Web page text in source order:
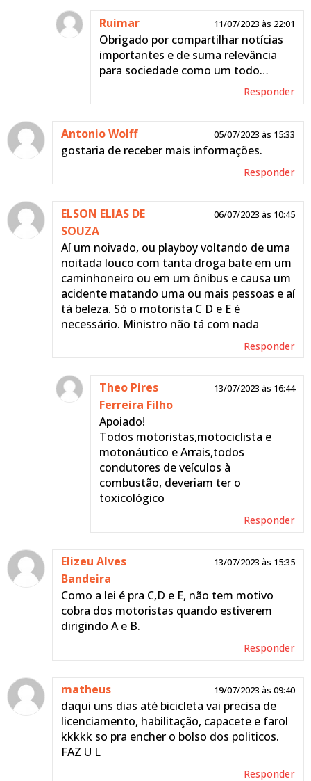
Ruimar 11/07/2023 às 22:01
Obrigado por compartilhar notícias
importantes e de suma relevância
para sociedade como um todo…
Responder
Antonio Wolff 05/07/2023 às 15:33
gostaria de receber mais informações.
Responder
ELSON ELIAS DE
SOUZA
06/07/2023 às 10:45
Aí um noivado, ou playboy voltando de uma
noitada louco com tanta droga bate em um
caminhoneiro ou em um ônibus e causa um
acidente matando uma ou mais pessoas e aí
tá beleza. Só o motorista C D e E é
necessário. Ministro não tá com nada
Responder
Theo Pires
Ferreira Filho
13/07/2023 às 16:44
Apoiado!
Todos motoristas,motociclista e
motonáutico e Arrais,todos
condutores de veículos à
combustão, deveriam ter o
toxicológico
Responder
Elizeu Alves
Bandeira
13/07/2023 às 15:35
Como a lei é pra C,D e E, não tem motivo
cobra dos motoristas quando estiverem
dirigindo A e B.
Responder
matheus 19/07/2023 às 09:40
daqui uns dias até bicicleta vai precisa de
licenciamento, habilitação, capacete e farol
kkkkk so pra encher o bolso dos politicos.
FAZ U L
Responder